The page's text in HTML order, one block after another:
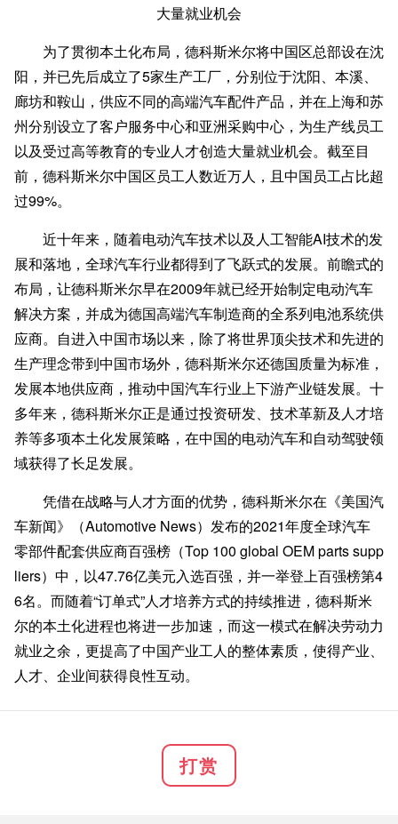
大量就业机会
为了贯彻本土化布局，德科斯米尔将中国区总部设在沈
阳，并已先后成立了5家生产工厂，分别位于沈阳、本溪、
廊坊和鞍山，供应不同的高端汽车配件产品，并在上海和苏
州分别设立了客户服务中心和亚洲采购中心，为生产线员工
以及受过高等教育的专业人才创造大量就业机会。截至目
前，德科斯米尔中国区员工人数近万人，且中国员工占比超
过99%。
近十年来，随着电动汽车技术以及人工智能AI技术的发
展和落地，全球汽车行业都得到了飞跃式的发展。前瞻式的
布局，让德科斯米尔早在2009年就已经开始制定电动汽车
解决方案，并成为德国高端汽车制造商的全系列电池系统供
应商。自进入中国市场以来，除了将世界顶尖技术和先进的
生产理念带到中国市场外，德科斯米尔还德国质量为标准，
发展本地供应商，推动中国汽车行业上下游产业链发展。十
多年来，德科斯米尔正是通过投资研发、技术革新及人才培
养等多项本土化发展策略，在中国的电动汽车和自动驾驶领
域获得了长足发展。
凭借在战略与人才方面的优势，德科斯米尔在《美国汽
车新闻》（Automotive News）发布的2021年度全球汽车
零部件配套供应商百强榜（Top 100 global OEM parts supp
liers）中，以47.76亿美元入选百强，并一举登上百强榜第4
6名。而随着“订单式”人才培养方式的持续推进，德科斯米
尔的本土化进程也将进一步加速，而这一模式在解决劳动力
就业之余，更提高了中国产业工人的整体素质，使得产业、
人才、企业间获得良性互动。
打赏